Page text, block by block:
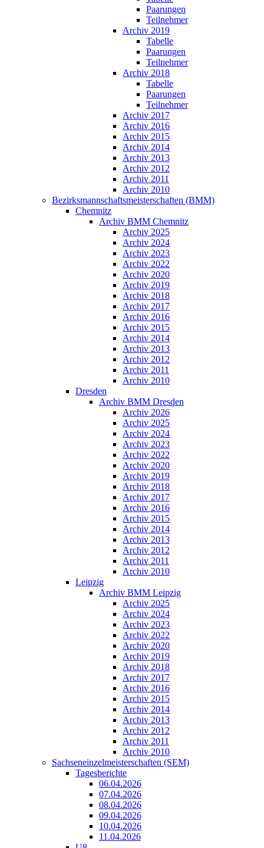
Paarungen
Teilnehmer
Archiv 2019
Tabelle
Paarungen
Teilnehmer
Archiv 2018
Tabelle
Paarungen
Teilnehmer
Archiv 2017
Archiv 2016
Archiv 2015
Archiv 2014
Archiv 2013
Archiv 2012
Archiv 2011
Archiv 2010
Bezirksmannschaftsmeisterschaften (BMM)
Chemnitz
Archiv BMM Chemnitz
Archiv 2025
Archiv 2024
Archiv 2023
Archiv 2022
Archiv 2020
Archiv 2019
Archiv 2018
Archiv 2017
Archiv 2016
Archiv 2015
Archiv 2014
Archiv 2013
Archiv 2012
Archiv 2011
Archiv 2010
Dresden
Archiv BMM Dresden
Archiv 2026
Archiv 2025
Archiv 2024
Archiv 2023
Archiv 2022
Archiv 2020
Archiv 2019
Archiv 2018
Archiv 2017
Archiv 2016
Archiv 2015
Archiv 2014
Archiv 2013
Archiv 2012
Archiv 2011
Archiv 2010
Leipzig
Archiv BMM Leipzig
Archiv 2025
Archiv 2024
Archiv 2023
Archiv 2022
Archiv 2020
Archiv 2019
Archiv 2018
Archiv 2017
Archiv 2016
Archiv 2015
Archiv 2014
Archiv 2013
Archiv 2012
Archiv 2011
Archiv 2010
Sachseneinzelmeisterschaften (SEM)
Tagesberichte
06.04.2026
07.04.2026
08.04.2026
09.04.2026
10.04.2026
11.04.2026